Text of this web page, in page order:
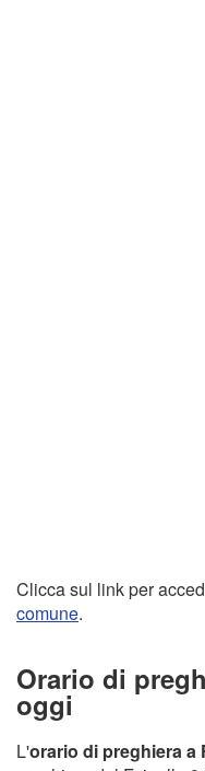
Clicca sul link per
comune.
Orario di
oggi
L'orario di preghiera a